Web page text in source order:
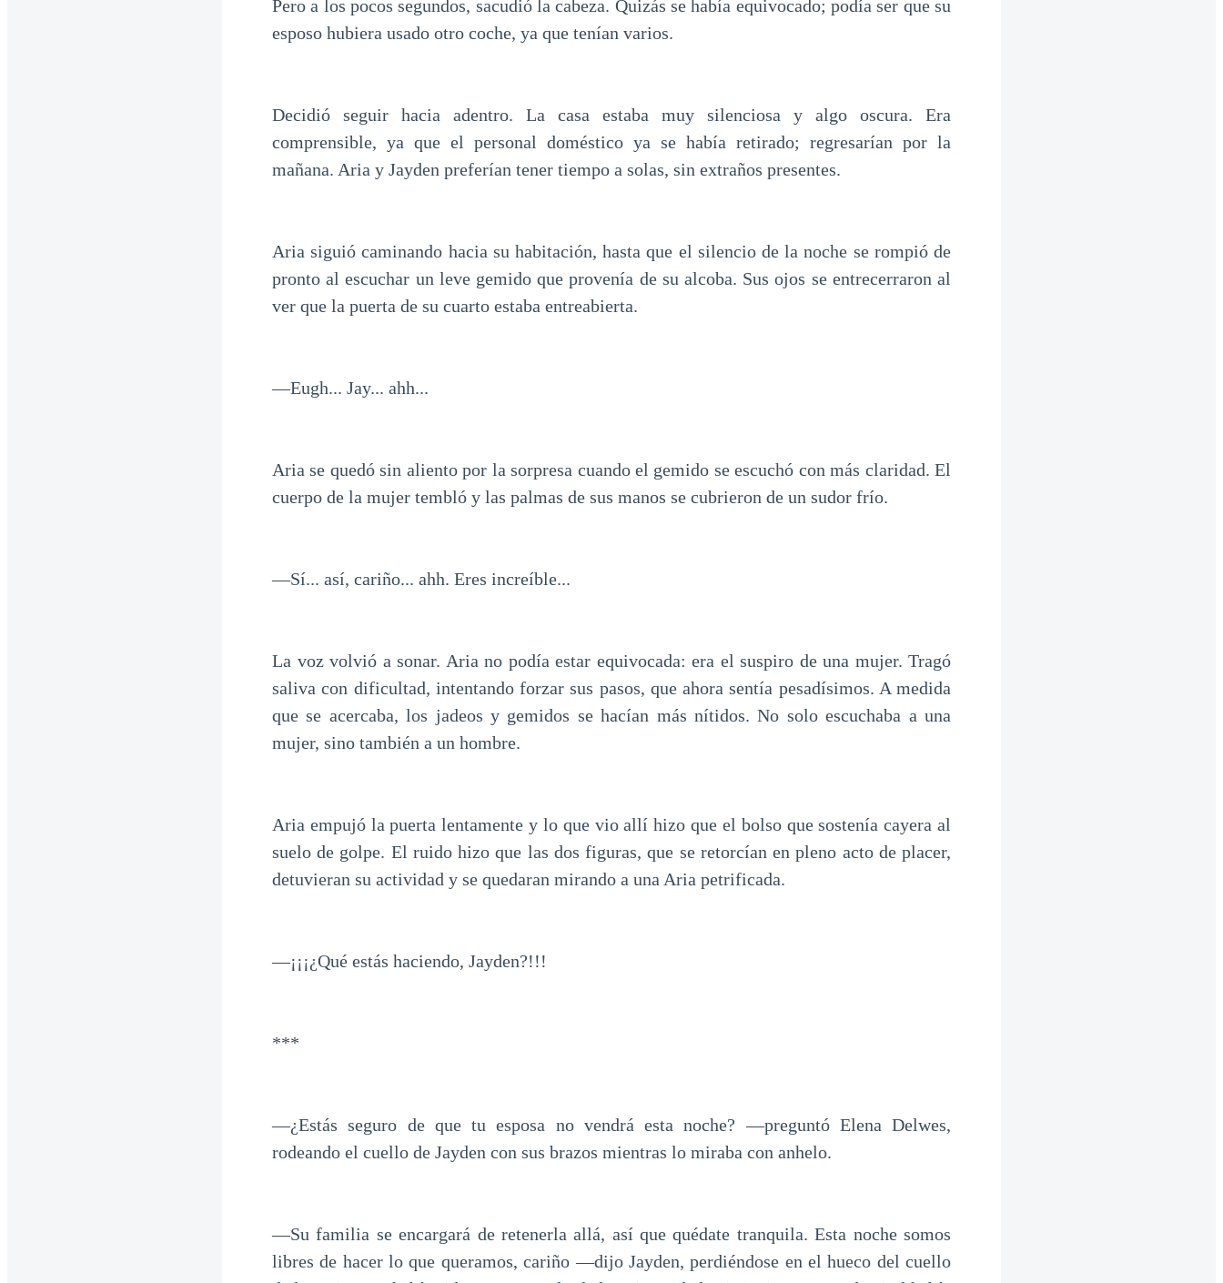
Pero a los pocos segundos, sacudió la cabeza. Quizás se había equivocado; podía ser que su
esposo hubiera usado otro coche, ya que tenían varios.
Decidió seguir hacia adentro. La casa estaba muy silenciosa y algo oscura. Era
comprensible, ya que el personal doméstico ya se había retirado; regresarían por la
mañana. Aria y Jayden preferían tener tiempo a solas, sin extraños presentes.
Aria siguió caminando hacia su habitación, hasta que el silencio de la noche se rompió de
pronto al escuchar un leve gemido que provenía de su alcoba. Sus ojos se entrecerraron al
ver que la puerta de su cuarto estaba entreabierta.
—Eugh... Jay... ahh...
Aria se quedó sin aliento por la sorpresa cuando el gemido se escuchó con más claridad. El
cuerpo de la mujer tembló y las palmas de sus manos se cubrieron de un sudor frío.
—Sí... así, cariño... ahh. Eres increíble...
La voz volvió a sonar. Aria no podía estar equivocada: era el suspiro de una mujer. Tragó
saliva con dificultad, intentando forzar sus pasos, que ahora sentía pesadísimos. A medida
que se acercaba, los jadeos y gemidos se hacían más nítidos. No solo escuchaba a una
mujer, sino también a un hombre.
Aria empujó la puerta lentamente y lo que vio allí hizo que el bolso que sostenía cayera al
suelo de golpe. El ruido hizo que las dos figuras, que se retorcían en pleno acto de placer,
detuvieran su actividad y se quedaran mirando a una Aria petrificada.
—¡¡¡¿Qué estás haciendo, Jayden?!!!
***
—¿Estás seguro de que tu esposa no vendrá esta noche? —preguntó Elena Delwes,
rodeando el cuello de Jayden con sus brazos mientras lo miraba con anhelo.
—Su familia se encargará de retenerla allá, así que quédate tranquila. Esta noche somos
libres de hacer lo que queramos, cariño —dijo Jayden, perdiéndose en el hueco del cuello